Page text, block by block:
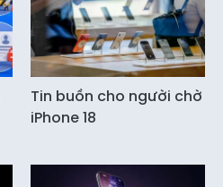
Tin buồn cho người chờ
iPhone 18